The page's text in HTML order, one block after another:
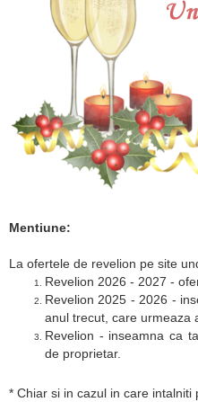
Mentiune:
La ofertele de revelion pe site
Revelion 2026 - 2027 -
Revelion 2025 - 2026 -
anul trecut, care urmeaza
Revelion - inseamna ca
de proprietar.
* Chiar si in cazul in care